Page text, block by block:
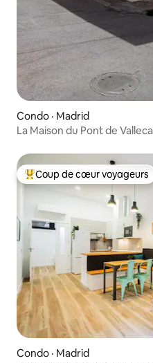
Condo · Madrid
La Maison du Pont de
Coup de cœur voyageurs
Coup de cœur voyageurs
Condo · Madrid